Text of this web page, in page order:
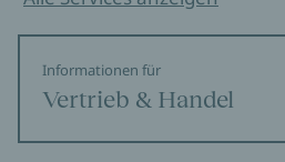
Informationen für
Vertrieb & Handel